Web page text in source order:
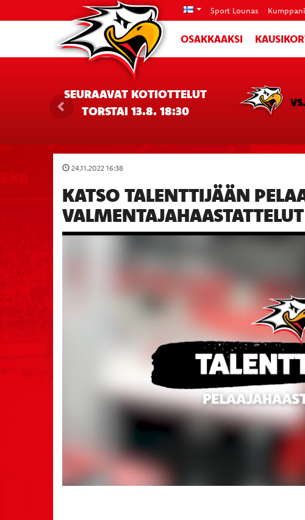
Sport Lounas
OSAKKAAKSI
SEURAAVAT KOTIOTTELUT
TORSTAI 13.8. 18:30
VS.
24.11.2022 16:38
KATSO TALENTTIJÄÄN
VALMENTAJAHAASTATTELUT